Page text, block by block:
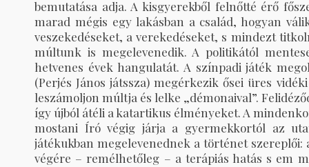
bemutatása adja. A kisgyerekből felnőtté érő
marad mégis egy lakásban a család, hogyan
veszekedéseket, a verekedéseket, s mindezt
múltunk is megelevenedik. A politikától
hetvenes évek hangulatát. A színpadi játék
(Perjés János játssza) megérkezik ősei üres
leszámoljon múltja és lelke „démonaival”.
így újból átéli a katartikus élményeket. A
mostani Író végig járja a gyermekkortól az
játékukban megelevenednek a történet szereplői:
végére – remélhetőleg – a terápiás hatás s em